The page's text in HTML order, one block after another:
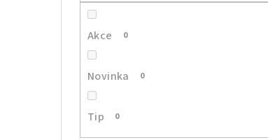
Akce 0
Novinka 0
Tip 0